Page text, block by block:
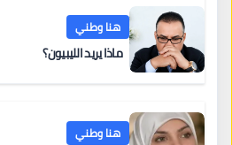
هنا وطني
ماذا يريد الليبيون؟
هنا وطني